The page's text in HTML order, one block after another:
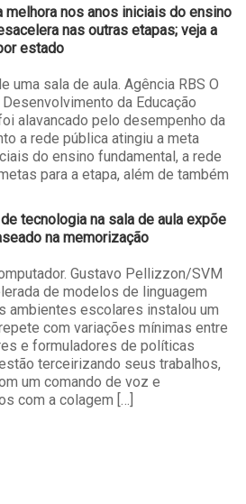
melhora nos anos iniciais do ensino
nas outras etapas; veja a
estado
uma sala de aula. Agência RBS O
da Educação
alavancado pelo desempenho da
a rede pública atingiu a meta
do ensino fundamental, a rede
para a etapa, além de também
tecnologia na sala de aula expõe
na memorização
Gustavo Pellizzon/SVM
de modelos de linguagem
ambientes escolares instalou um
com variações mínimas entre
e formuladores de políticas
terceirizando seus trabalhos,
um comando de voz e
com a colagem […]